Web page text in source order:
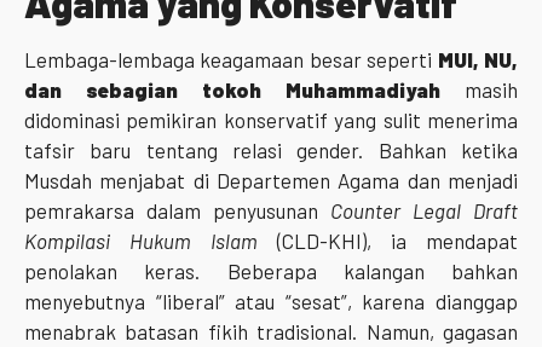
Lembaga-lembaga keagamaan besar seperti MUI, NU,
dan sebagian tokoh Muhammadiyah masih
didominasi pemikiran konservatif yang sulit menerima
tafsir baru tentang relasi gender. Bahkan ketika
Musdah menjabat di Departemen Agama dan menjadi
pemrakarsa dalam penyusunan Counter Legal Draft
Kompilasi Hukum Islam (CLD-KHI), ia mendapat
penolakan keras. Beberapa kalangan bahkan
menyebutnya “liberal” atau “sesat”, karena dianggap
menabrak batasan fikih tradisional. Namun, gagasan